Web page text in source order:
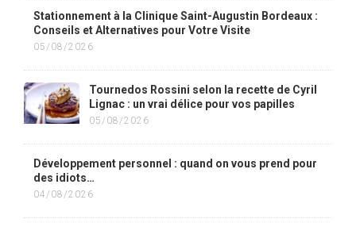
Stationnement à la Clinique Saint-Augustin Bordeaux :
Conseils et Alternatives pour Votre Visite
05/08/2026
Tournedos Rossini selon la recette de Cyril
Lignac : un vrai délice pour vos papilles
05/08/2026
Développement personnel : quand on vous prend pour
des idiots…
04/08/2026